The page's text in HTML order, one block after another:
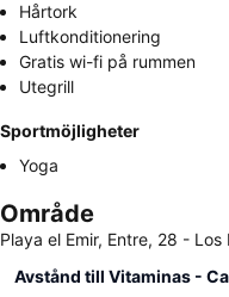
Hårtork
Luftkonditionering
Gratis wi-fi på rummen
Utegrill
Sportmöjligheter
Yoga
Område
Playa el Emir, Entre, 28 -
Avstånd till Vitaminas -